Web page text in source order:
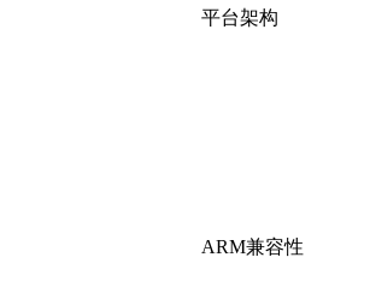
平台架构
ARM兼容性